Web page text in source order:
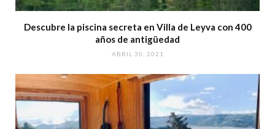
Descubre la piscina secreta en Villa de Leyva con 400
años de antigüedad
ABRIL 30, 2021